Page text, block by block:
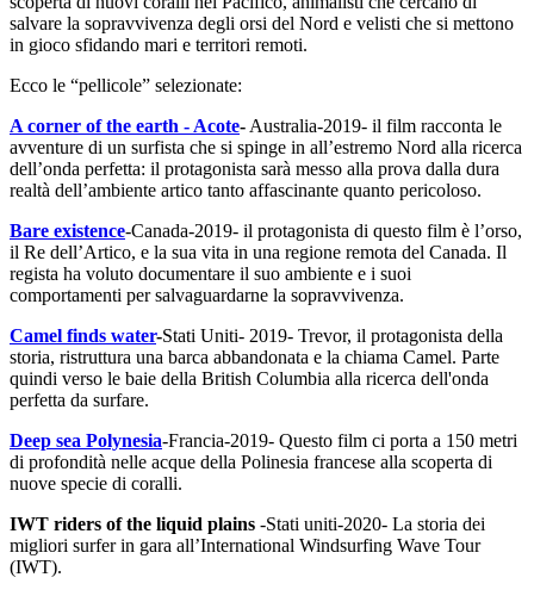
salvare la sopravvivenza degli orsi del Nord e velisti che si mettono
in gioco sfidando mari e territori remoti.
Ecco le “pellicole” selezionate:
A corner of the earth - Acote- Australia-2019- il film racconta le
avventure di un surfista che si spinge in all’estremo Nord alla ricerca
dell’onda perfetta: il protagonista sarà messo alla prova dalla dura
realtà dell’ambiente artico tanto affascinante quanto pericoloso.
Bare existence-Canada-2019- il protagonista di questo film è l’orso,
il Re dell’Artico, e la sua vita in una regione remota del Canada. Il
regista ha voluto documentare il suo ambiente e i suoi
comportamenti per salvaguardarne la sopravvivenza.
Camel finds water-Stati Uniti- 2019- Trevor, il protagonista della
storia, ristruttura una barca abbandonata e la chiama Camel. Parte
quindi verso le baie della British Columbia alla ricerca dell'onda
perfetta da surfare.
Deep sea Polynesia-Francia-2019- Questo film ci porta a 150 metri
di profondità nelle acque della Polinesia francese alla scoperta di
nuove specie di coralli.
IWT riders of the liquid plains -Stati uniti-2020- La storia dei
migliori surfer in gara all’International Windsurfing Wave Tour
(IWT).